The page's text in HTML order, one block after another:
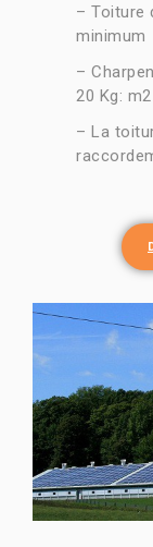
– Toiture
minimum
–
20 Kg: m2
– La